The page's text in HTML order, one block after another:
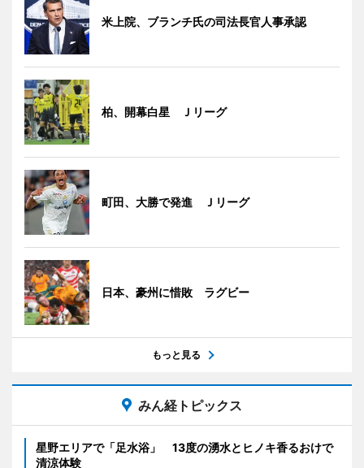
米上院、ブランチ氏の司法長官人事承認
柏、開幕白星 Ｊリーグ
町田、大勝で発進 Ｊリーグ
日本、豪州に惜敗 ラグビー
もっと見る
みん経トピックス
星野エリアで「足水浴」 13度の湧水とヒノキ香るおけで
清涼体験